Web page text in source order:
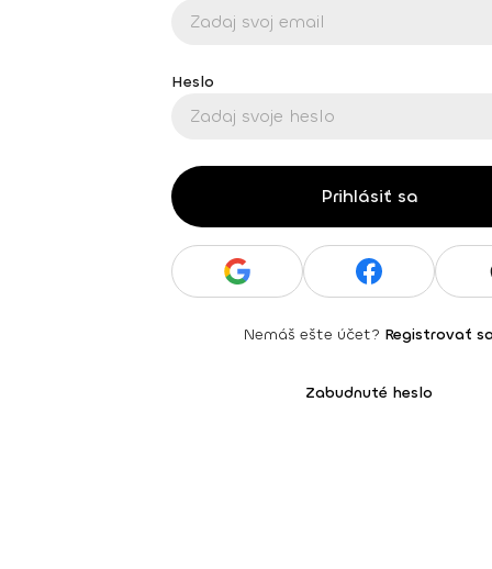
Heslo
Prihlásiť sa
Nemáš ešte účet? Registrovať
Zabudnuté heslo